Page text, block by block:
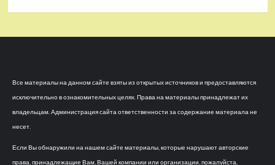
Все материалы на данном сайте взяты из открытых источников и предоставляются
исключительно в ознакомительных целях. Права на материалы принадлежат их
владельцам. Администрация сайта ответственности за содержание материала не
несет.
Если Вы обнаружили на нашем сайте материалы, которые нарушают авторские
права, принадлежащие Вам, Вашей компании или организации, пожалуйста,